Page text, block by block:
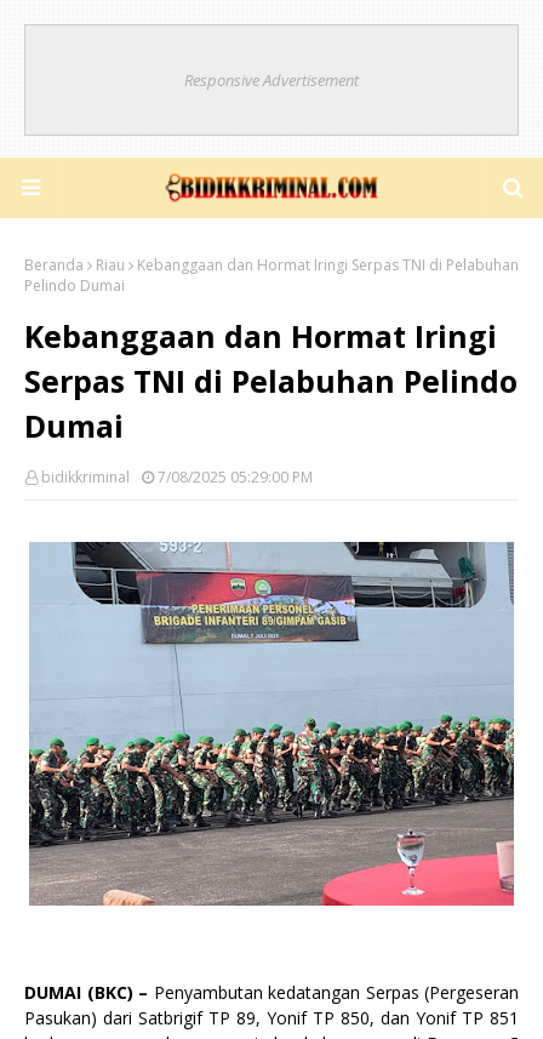
Responsive Advertisement
Beranda Riau
Kebanggaan dan Hormat Iringi Serpas TNI di Pelabuhan
Pelindo Dumai
Kebanggaan dan Hormat Iringi
Serpas TNI di Pelabuhan Pelindo
Dumai
bidikkriminal 7/08/2025 05:29:00 PM
DUMAI (BKC) – Penyambutan kedatangan Serpas (Pergeseran
Pasukan) dari Satbrigif TP 89, Yonif TP 850, dan Yonif TP 851